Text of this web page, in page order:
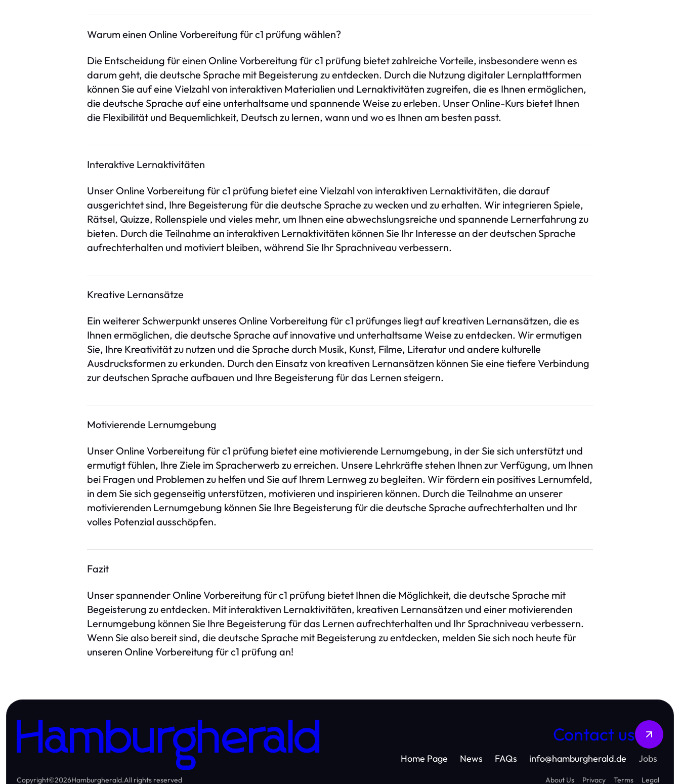
Warum einen Online Vorbereitung für c1 prüfung wählen?
Die Entscheidung für einen Online Vorbereitung für c1 prüfung bietet zahlreiche Vorteile, insbesondere wenn es
darum geht, die deutsche Sprache mit Begeisterung zu entdecken. Durch die Nutzung digitaler Lernplattformen
können Sie auf eine Vielzahl von interaktiven Materialien und Lernaktivitäten zugreifen, die es Ihnen ermöglichen,
die deutsche Sprache auf eine unterhaltsame und spannende Weise zu erleben. Unser Online-Kurs bietet Ihnen
die Flexibilität und Bequemlichkeit, Deutsch zu lernen, wann und wo es Ihnen am besten passt.
Interaktive Lernaktivitäten
Unser Online Vorbereitung für c1 prüfung bietet eine Vielzahl von interaktiven Lernaktivitäten, die darauf
ausgerichtet sind, Ihre Begeisterung für die deutsche Sprache zu wecken und zu erhalten. Wir integrieren Spiele,
Rätsel, Quizze, Rollenspiele und vieles mehr, um Ihnen eine abwechslungsreiche und spannende Lernerfahrung zu
bieten. Durch die Teilnahme an interaktiven Lernaktivitäten können Sie Ihr Interesse an der deutschen Sprache
aufrechterhalten und motiviert bleiben, während Sie Ihr Sprachniveau verbessern.
Kreative Lernansätze
Ein weiterer Schwerpunkt unseres Online Vorbereitung für c1 prüfunges liegt auf kreativen Lernansätzen, die es
Ihnen ermöglichen, die deutsche Sprache auf innovative und unterhaltsame Weise zu entdecken. Wir ermutigen
Sie, Ihre Kreativität zu nutzen und die Sprache durch Musik, Kunst, Filme, Literatur und andere kulturelle
Ausdrucksformen zu erkunden. Durch den Einsatz von kreativen Lernansätzen können Sie eine tiefere Verbindung
zur deutschen Sprache aufbauen und Ihre Begeisterung für das Lernen steigern.
Motivierende Lernumgebung
Unser Online Vorbereitung für c1 prüfung bietet eine motivierende Lernumgebung, in der Sie sich unterstützt und
ermutigt fühlen, Ihre Ziele im Spracherwerb zu erreichen. Unsere Lehrkräfte stehen Ihnen zur Verfügung, um Ihnen
bei Fragen und Problemen zu helfen und Sie auf Ihrem Lernweg zu begleiten. Wir fördern ein positives Lernumfeld,
in dem Sie sich gegenseitig unterstützen, motivieren und inspirieren können. Durch die Teilnahme an unserer
motivierenden Lernumgebung können Sie Ihre Begeisterung für die deutsche Sprache aufrechterhalten und Ihr
volles Potenzial ausschöpfen.
Fazit
Unser spannender Online Vorbereitung für c1 prüfung bietet Ihnen die Möglichkeit, die deutsche Sprache mit
Begeisterung zu entdecken. Mit interaktiven Lernaktivitäten, kreativen Lernansätzen und einer motivierenden
Lernumgebung können Sie Ihre Begeisterung für das Lernen aufrechterhalten und Ihr Sprachniveau verbessern.
Wenn Sie also bereit sind, die deutsche Sprache mit Begeisterung zu entdecken, melden Sie sich noch heute für
unseren Online Vorbereitung für c1 prüfung an!
Hamburgherald Contact us
Home Page News FAQs info@hamburgherald.de Jobs
Copyright©2026Hamburgherald.All rights reserved About Us Privacy Terms Legal